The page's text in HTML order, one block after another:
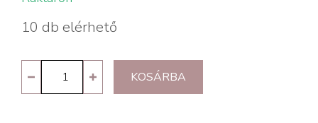
10 db elérhető
51
KOSÁRBA